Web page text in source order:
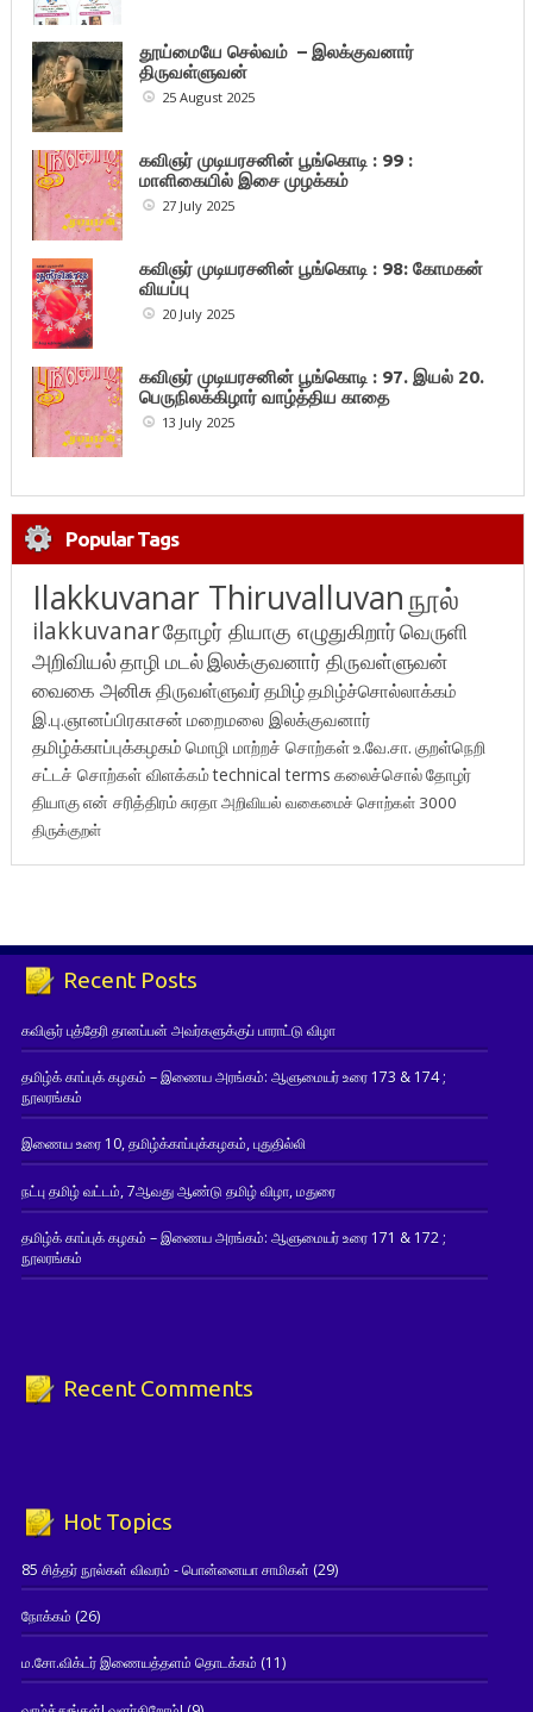
தூய்மையே செல்வம் – இலக்குவனார்
திருவள்ளுவன்
25 August 2025
கவிஞர் முடியரசனின் பூங்கொடி : 99 :
மாளிகையில் இசை முழக்கம்
27 July 2025
கவிஞர் முடியரசனின் பூங்கொடி : 98: கோமகன்
வியப்பு
20 July 2025
கவிஞர் முடியரசனின் பூங்கொடி : 97. இயல் 20.
பெருநிலக்கிழார் வாழ்த்திய காதை
13 July 2025
Popular Tags
Ilakkuvanar Thiruvalluvanநூல்
ilakkuvanarதோழர் தியாகு எழுதுகிறார்வெருளி
அறிவியல்தாழி மடல்இலக்குவனார் திருவள்ளுவன்
வைகை அனிசுதிருவள்ளுவர்தமிழ்தமிழ்ச்சொல்லாக்கம்
இ.பு.ஞானப்பிரகாசன் மறைமலை இலக்குவனார்
தமிழ்க்காப்புக்கழகம் மொழி மாற்றச் சொற்கள்உ.வே.சா. குறள்நெறி
சட்டச் சொற்கள் விளக்கம்technical terms கலைச்சொல்தோழர்
தியாகுஎன் சரித்திரம்சுரதாஅறிவியல் வகைமைச் சொற்கள் 3000
திருக்குறள்
Recent Posts
கவிஞர் புத்தேரி தானப்பன் அவர்களுக்குப் பாராட்டு விழா
தமிழ்க் காப்புக் கழகம் – இணைய அரங்கம்: ஆளுமையர் உரை 173 & 174 ;
நூலரங்கம்
இணைய உரை 10, தமிழ்க்காப்புக்கழகம், புதுதில்லி
நட்பு தமிழ் வட்டம், 7ஆவது ஆண்டு தமிழ் விழா, மதுரை
தமிழ்க் காப்புக் கழகம் – இணைய அரங்கம்: ஆளுமையர் உரை 171 & 172 ;
நூலரங்கம்
Recent Comments
Hot Topics
85 சித்தர் நூல்கள் விவரம் - பொன்னையா சாமிகள் (29)
நோக்கம் (26)
ம.சோ.விக்டர் இணையத்தளம் தொடக்கம் (11)